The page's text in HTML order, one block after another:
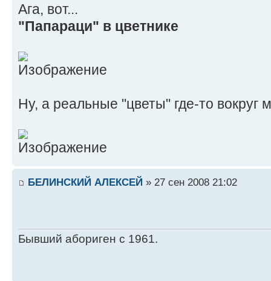
Ага, вот...
"Папараци" в цветнике
Ну, а реальные "цветы" где-то вокруг
БЕЛИНСКИЙ АЛЕКСЕЙ » 27 сен 2008 21:02
Бывший абориген с 1961.